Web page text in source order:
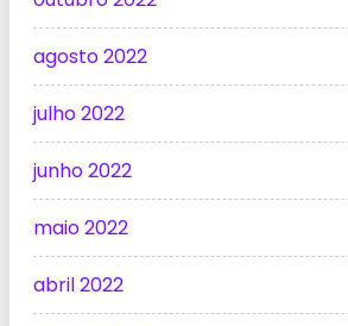
agosto 2022
julho 2022
junho 2022
maio 2022
abril 2022